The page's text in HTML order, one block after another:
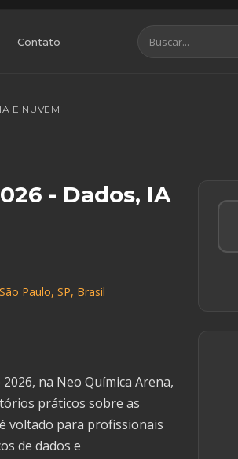
Contato
E NUVEM
- Dados, IA
Paulo, SP, Brasil
na Neo Química Arena,
práticos sobre as
voltado para profissionais
de dados e